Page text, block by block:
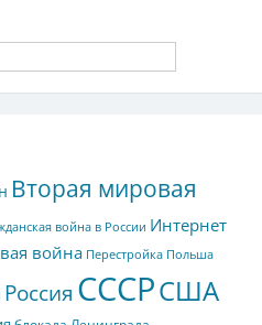
Вторая мировая
война в России Интернет
война Перестройка Польша
Россия СССРСША